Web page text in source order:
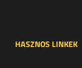
HASZNOS LINKEK